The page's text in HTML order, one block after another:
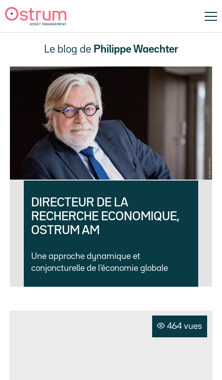
Le blog de Philippe Waechter
DIRECTEUR DE LA
RECHERCHE ECONOMIQUE,
OSTRUM AM
Une approche dynamique et
conjoncturelle de l’économie globale
464 vues